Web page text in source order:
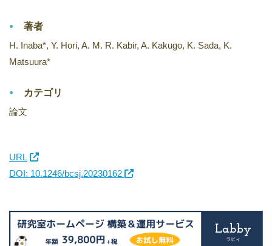
著者
H. Inaba*, Y. Hori, A. M. R. Kabir, A. Kakugo, K. Sada, K.
Matsuura*
カテゴリ
論文
URL
DOI: 10.1246/bcsj.20230162